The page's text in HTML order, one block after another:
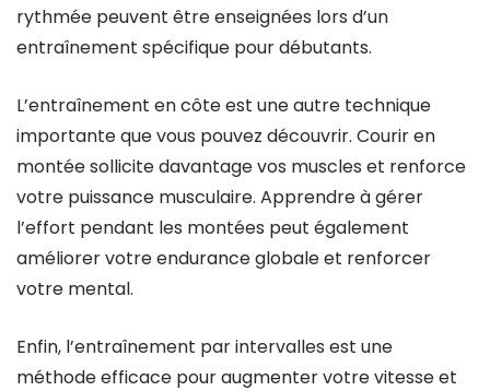
rythmée peuvent être enseignées lors d’un
entraînement spécifique pour débutants.
L’entraînement en côte est une autre technique
importante que vous pouvez découvrir. Courir en
montée sollicite davantage vos muscles et renforce
votre puissance musculaire. Apprendre à gérer
l’effort pendant les montées peut également
améliorer votre endurance globale et renforcer
votre mental.
Enfin, l’entraînement par intervalles est une
méthode efficace pour augmenter votre vitesse et